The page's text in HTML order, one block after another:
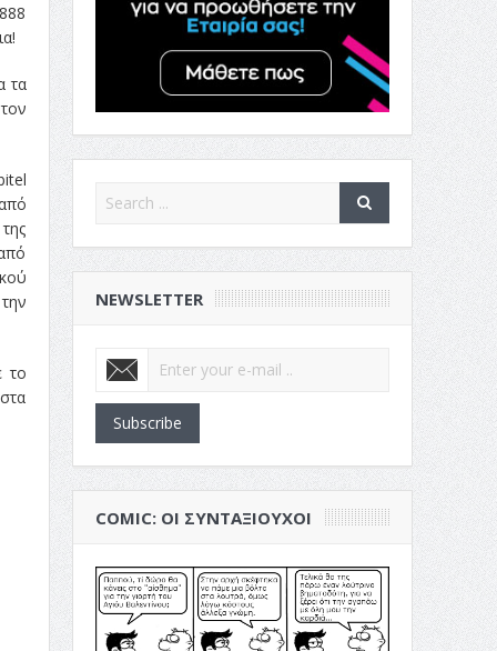
τα
το
NEWSLETTER
Subscribe
COMIC: ΟΙ ΣΥΝΤΑΞΙΟΎΧΟΙ